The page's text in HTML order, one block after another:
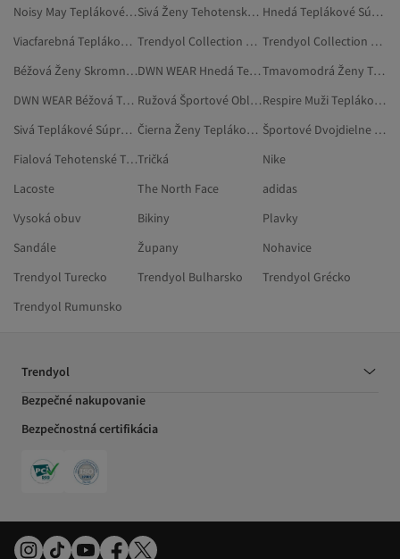
Noisy May Teplákové Súpravy
Sivá Ženy Tehotenské Teplákové Súpravy
Hnedá Teplákové Súpravy
Viacfarebná Teplákové Súpravy
Trendyol Collection Zelená Teplákové Súpravy
Trendyol Collection Modrá Teplákové Súpravy
Béžová Ženy Skromné Teplákové Súpravy
DWN WEAR Hnedá Teplákové Súpravy
Tmavomodrá Ženy Tehotenské Teplákové Súpravy
DWN WEAR Béžová Teplákové Súpravy
Ružová Športové Oblečenie
Respire Muži Teplákové Súpravy
Sivá Teplákové Súpravy
Čierna Ženy Teplákové Súpravy
Športové Dvojdielne Súpravy
Fialová Tehotenské Teplákové SúpravyTričká
Nike
Lacoste
The North Face
adidas
Vysoká obuv
Bikiny
Plavky
Sandále
Župany
Nohavice
Trendyol Turecko
Trendyol Bulharsko
Trendyol Grécko
Trendyol Rumunsko
Trendyol
Bezpečné nakupovanie
Bezpečnostná certifikácia